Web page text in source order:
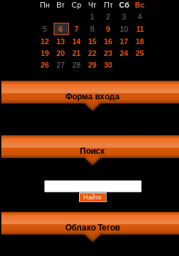
Пн
Вт Ср Чт Пт Сб
Вс
1
2 3
4
5
6 7 8 9 10
11
12
13 14 15 16 17
18
19
20 21 22 23 24
25
26
27 28 29 30
Форма входа
Поиск
Облако Тегов